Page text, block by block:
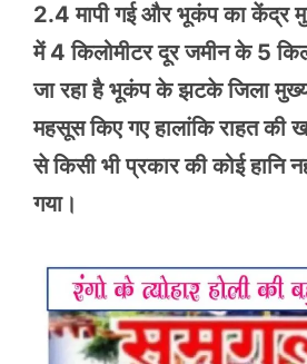
2.4 मापी गई और भूकंप का केंद्र
में 4 किलोमीटर दूर जमीन के 5
जा रहा है भूकंप के झटके जिला
महसूस किए गए हालांकि राहत की
से किसी भी प्रकार की कोई हानि
गया।